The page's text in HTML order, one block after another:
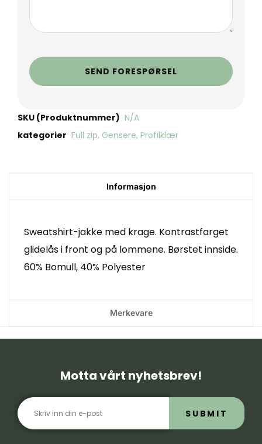
SEND FORESPØRSEL
SKU (Produktnummer) N/A
kategorier Full zip, Gensere, Profilklær
Informasjon
Sweatshirt-jakke med krage. Kontrastfarget
glidelås i front og på lommene. Børstet innside.
60% Bomull, 40% Polyester
Merkevare
Motta vårt nyhetsbrev!
SUBMIT